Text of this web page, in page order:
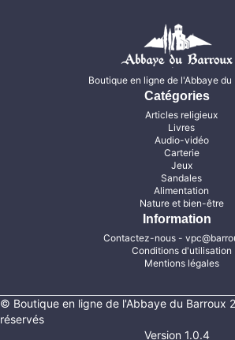
Boutique en ligne de l'Abbaye du
Catégories
Articles religieux
Livres
Audio-vidéo
Carterie
Jeux
Sandales
Alimentation
Nature et bien-être
Information
Contactez-nous-
Conditions d'utilisation
Mentions légales
© Boutique en ligne de l'Abbaye du Barroux
réservés
Version 1.0.4